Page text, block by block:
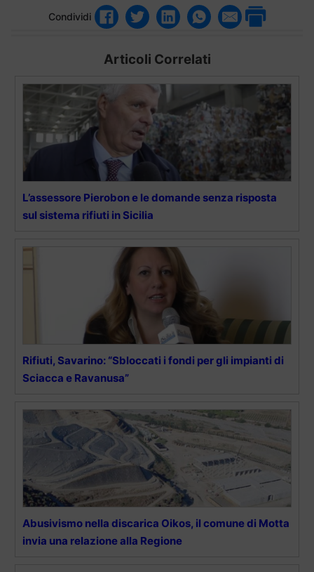
Condividi
Articoli Correlati
L’assessore Pierobon e le domande senza risposta
sul sistema rifiuti in Sicilia
Rifiuti, Savarino: “Sbloccati i fondi per gli impianti di
Sciacca e Ravanusa”
Abusivismo nella discarica Oikos, il comune di Motta
invia una relazione alla Regione